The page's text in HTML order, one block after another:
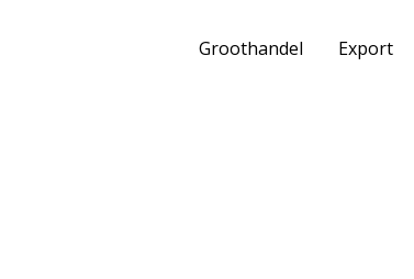
Groothandel Export